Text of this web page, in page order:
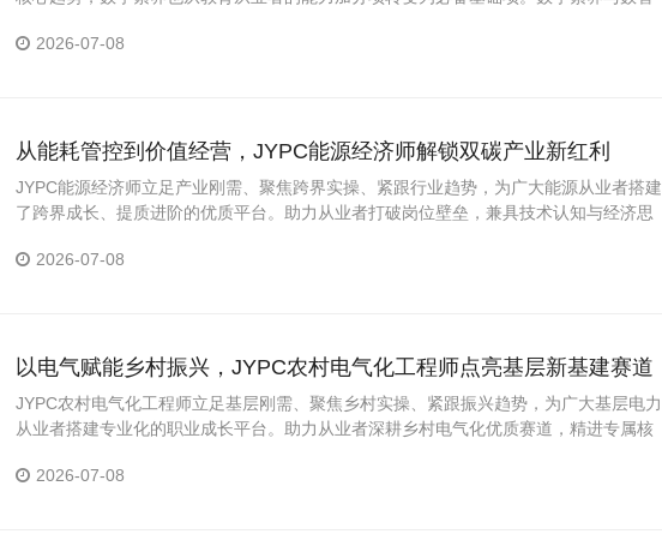
心纽带，如今成为教育行业紧缺型热门职业。
2026-07-08
从能耗管控到价值经营，JYPC能源经济师解锁双碳产业新红利
JYPC能源经济师立足产业刚需、聚焦跨界实操、紧跟行业趋势，为广大能源从业者搭建
了跨界成长、提质进阶的优质平台。助力从业者打破岗位壁垒，兼具技术认知与经济思
产业高质量发展。
2026-07-08
以电气赋能乡村振兴，JYPC农村电气化工程师点亮基层新基建赛道
JYPC农村电气化工程师立足基层刚需、聚焦乡村实操、紧跟振兴趋势，为广大基层电力
从业者搭建专业化的职业成长平台。助力从业者深耕乡村电气化优质赛道，精进专属核
2026-07-08